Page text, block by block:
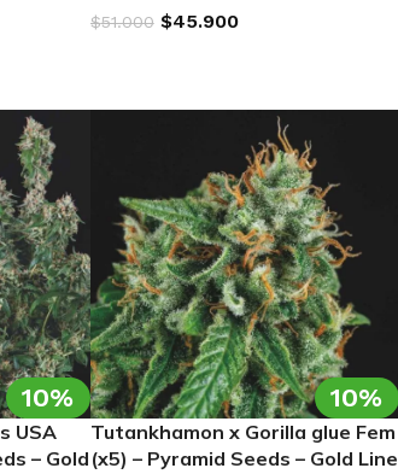
$51.000 $45.900
10%
USA
– Gold
10%
Tutankhamon x Gorilla glue Fem
(x5) – Pyramid Seeds – Gold Line